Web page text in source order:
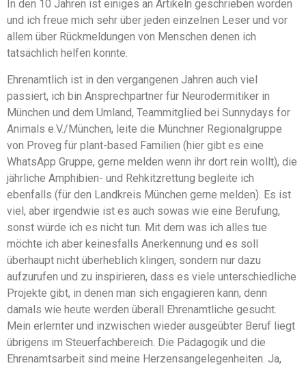
In den 10 Jahren ist einiges an Artikeln geschrieben worden
und ich freue mich sehr über jeden einzelnen Leser und vor
allem über Rückmeldungen von Menschen denen ich
tatsächlich helfen konnte.
Ehrenamtlich ist in den vergangenen Jahren auch viel
passiert, ich bin Ansprechpartner für Neurodermitiker in
München und dem Umland, Teammitglied bei Sunnydays for
Animals e.V./München, leite die Münchner Regionalgruppe
von Proveg für plant-based Familien (hier gibt es eine
WhatsApp Gruppe, gerne melden wenn ihr dort rein wollt), die
jährliche Amphibien- und Rehkitzrettung begleite ich
ebenfalls (für den Landkreis München gerne melden). Es ist
viel, aber irgendwie ist es auch sowas wie eine Berufung,
sonst würde ich es nicht tun. Mit dem was ich alles tue
möchte ich aber keinesfalls Anerkennung und es soll
überhaupt nicht überheblich klingen, sondern nur dazu
aufzurufen und zu inspirieren, dass es viele unterschiedliche
Projekte gibt, in denen man sich engagieren kann, denn
damals wie heute werden überall Ehrenamtliche gesucht.
Mein erlernter und inzwischen wieder ausgeübter Beruf liegt
übrigens im Steuerfachbereich. Die Pädagogik und die
Ehrenamtsarbeit sind meine Herzensangelegenheiten. Ja,